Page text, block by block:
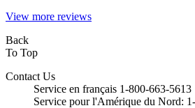
View more reviews
Back
To Top
Contact Us
Service en français 1-800-663-5613
Service pour l'Amérique du Nord: